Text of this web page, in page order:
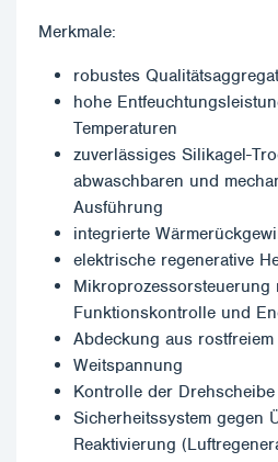
Merkmale:
robustes
hohe
Temperaturen
zuverlässiges Silikagel-
abwaschbaren und
Ausführung
integrierte
elektrische regenerative
Mikroprozessorsteuerung
Funktionskontrolle und
Abdeckung aus rostfreiem
Weitspannung
Kontrolle der
Sicherheitssystem gegen
Reaktivierung